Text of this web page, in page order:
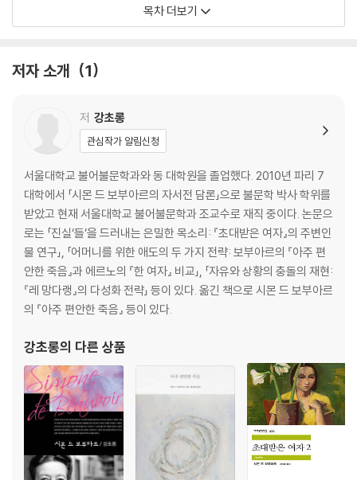
목차 더보기
저자 소개 1
저 강초롱
관심작가 알림신청
서울대학교 불어불문학과와 동 대학원을 졸업했다. 2010년 파리 7
대학에서 「시몬 드 보부아르의 자서전 담론」으로 불문학 박사 학위를
받았고 현재 서울대학교 불어불문학과 조교수로 재직 중이다. 논문으
로는 「진실‘들’을 드러내는 은밀한 목소리: 『초대받은 여자』의 주변인
물 연구」, 「어머니를 위한 애도의 두 가지 전략: 보부아르의 『아주 편
안한 죽음』과 에르노의 『한 여자』 비교」, 「자유와 상황의 충돌의 재현:
『레 망다랭』의 다성화 전략」 등이 있다. 옮긴 책으로 시몬 드 보부아르
의 『아주 편안한 죽음』 등이 있다.
강초롱의 다른 상품